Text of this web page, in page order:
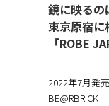
鏡に映るの
東京原宿に
「ROBE
2022年7月発
BE@RBRICK